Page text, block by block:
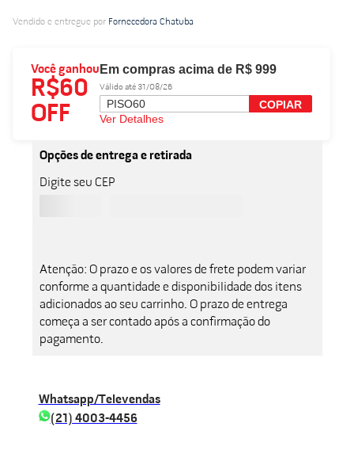
Vendido e entregue por Fornecedora Chatuba
Você ganhou
R$60
OFF
Em compras acima de R$ 999
Válido até 31/08/26
PISO60
COPIAR
Ver Detalhes
Opções de entrega e retirada
Digite seu CEP
Atenção: O prazo e os valores de frete podem variar
conforme a quantidade e disponibilidade dos itens
adicionados ao seu carrinho. O prazo de entrega
começa a ser contado após a confirmação do
pagamento.
Whatsapp/Televendas
(21) 4003-4456